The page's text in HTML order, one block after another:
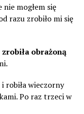
nie mogłem się
razu zrobiło mi się
obrażoną
robiła wieczorny
Po raz trzeci w